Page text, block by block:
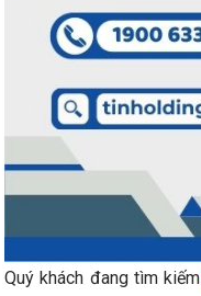
Quý khách đang tìm kiếm